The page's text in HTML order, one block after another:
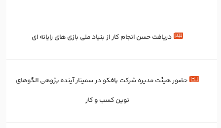
دریافت حسن انجام کار از بنیاد ملی بازی های رایانه ای
حضور هیئت مدیره شرکت پافکو در سمینار آینده پژوهی الگوهای
نوین کسب و کار